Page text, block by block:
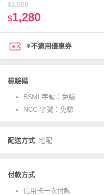
$1,580
$1,280
※不適用優惠券
檢驗碼
BSMI 字號： 免驗
NCC 字號： 免驗
配送方式 宅配
付款方式
信用卡一次付款